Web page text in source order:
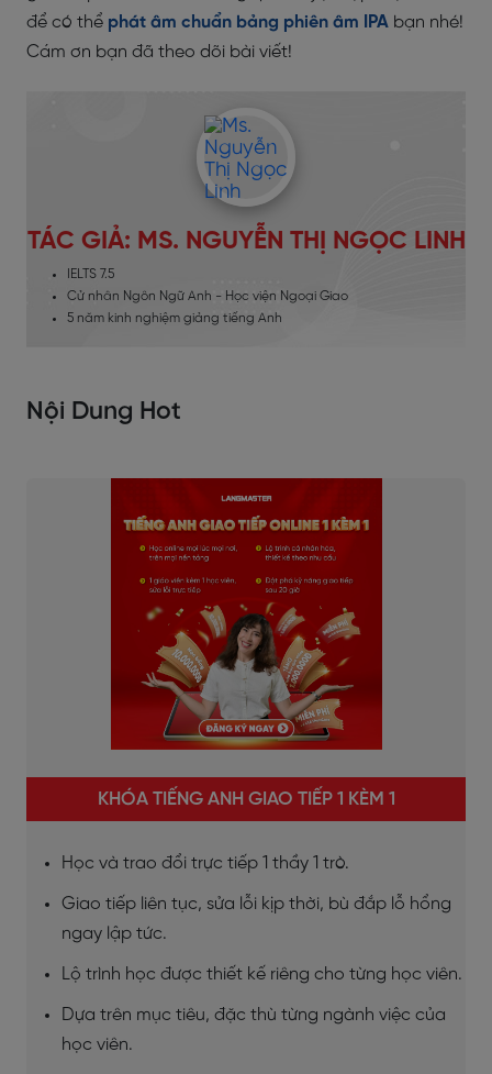
để có thể phát âm chuẩn bảng phiên âm IPA bạn nhé!
Cám ơn bạn đã theo dõi bài viết!
TÁC GIẢ: MS. NGUYỄN THỊ NGỌC LINH
IELTS 7.5
Cử nhân Ngôn Ngữ Anh - Học viện Ngoại Giao
5 năm kinh nghiệm giảng tiếng Anh
Nội Dung Hot
KHÓA TIẾNG ANH GIAO TIẾP 1 KÈM 1
Học và trao đổi trực tiếp 1 thầy 1 trò.
Giao tiếp liên tục, sửa lỗi kịp thời, bù đắp lỗ hổng
ngay lập tức.
Lộ trình học được thiết kế riêng cho từng học viên.
Dựa trên mục tiêu, đặc thù từng ngành việc của
học viên.